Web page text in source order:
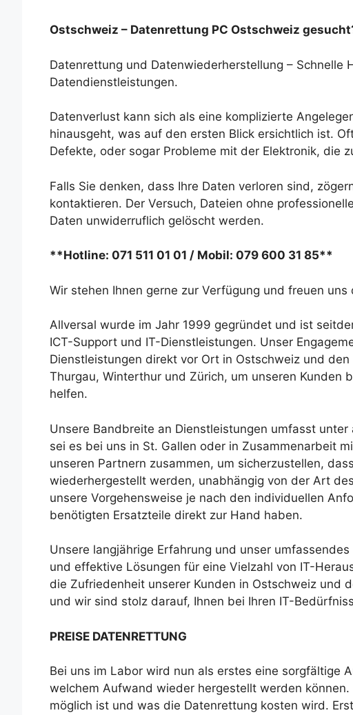
Ostschweiz – Datenrettung PC Ostschweiz
Datenrettung und Datenwiederherstellung – Schnelle
Datendienstleistungen.
Datenverlust kann sich als eine komplizierte
hinausgeht, was auf den ersten Blick ersichtlich ist.
Defekte, oder sogar Probleme mit der Elektronik, die
Falls Sie denken, dass Ihre Daten verloren sind,
kontaktieren. Der Versuch, Dateien ohne
Daten unwiderruflich gelöscht werden.
**Hotline: 071 511 01 01 / Mobil: 079 600 31 85**
Wir stehen Ihnen gerne zur Verfügung und freuen uns
Allversal wurde im Jahr 1999 gegründet und ist
ICT-Support und IT-Dienstleistungen. Unser
Dienstleistungen direkt vor Ort in Ostschweiz und
Thurgau, Winterthur und Zürich, um unseren Kunden
helfen.
Unsere Bandbreite an Dienstleistungen umfasst
sei es bei uns in St. Gallen oder in Zusammenarbeit
unseren Partnern zusammen, um sicherzustellen,
wiederhergestellt werden, unabhängig von der Art
unsere Vorgehensweise je nach den individuellen
benötigten Ersatzteile direkt zur Hand haben.
Unsere langjährige Erfahrung und unser
und effektive Lösungen für eine Vielzahl von IT-
die Zufriedenheit unserer Kunden in Ostschweiz und
und wir sind stolz darauf, Ihnen bei Ihren IT-
PREISE DATENRETTUNG
Bei uns im Labor wird nun als erstes eine sorgfältige
welchem Aufwand wieder hergestellt werden
möglich ist und was die Datenrettung kosten wird.